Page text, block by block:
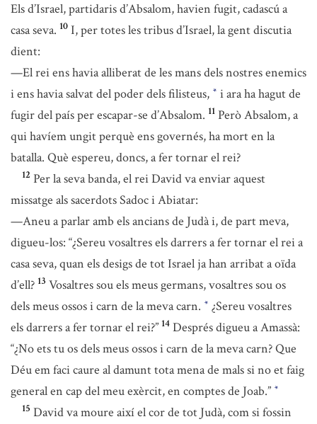
Els d’Israel, partidaris d’Absalom, havien fugit, cadascú a
casa seva. 10 I, per totes les tribus d’Israel, la gent discutia
dient:
—El rei ens havia alliberat de les mans dels nostres enemics
i ens havia salvat del poder dels filisteus, * i ara ha hagut de
fugir del país per escapar-se d’Absalom. 11 Però Absalom, a
qui havíem ungit perquè ens governés, ha mort en la
batalla. Què espereu, doncs, a fer tornar el rei?
12 Per la seva banda, el rei David va enviar aquest
missatge als sacerdots Sadoc i Abiatar:
—Aneu a parlar amb els ancians de Judà i, de part meva,
digueu-los: “¿Sereu vosaltres els darrers a fer tornar el rei a
casa seva, quan els desigs de tot Israel ja han arribat a oïda
d’ell? 13 Vosaltres sou els meus germans, vosaltres sou os
dels meus ossos i carn de la meva carn. * ¿Sereu vosaltres
els darrers a fer tornar el rei?” 14 Després digueu a Amassà:
“¿No ets tu os dels meus ossos i carn de la meva carn? Que
Déu em faci caure al damunt tota mena de mals si no et faig
general en cap del meu exèrcit, en comptes de Joab.” *
15 David va moure així el cor de tot Judà, com si fossin